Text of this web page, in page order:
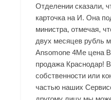
Отделении сказали,
карточка на И. Она
министра, отмечая,
двух месяцев рубль
Ansomone 4Me цена
продажа Краснодар!
собственности или
частью наших